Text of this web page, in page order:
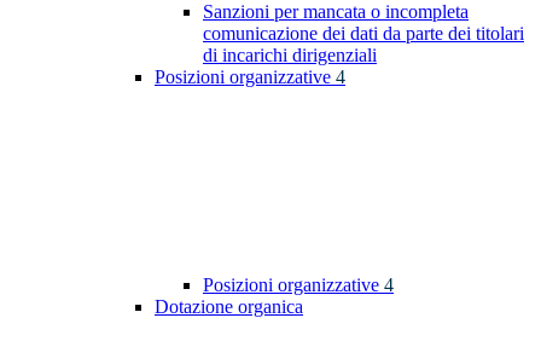
Sanzioni per mancata o incompleta
comunicazione dei dati da parte dei titolari
di incarichi dirigenziali
Posizioni organizzative 4
Posizioni organizzative 4
Dotazione organica